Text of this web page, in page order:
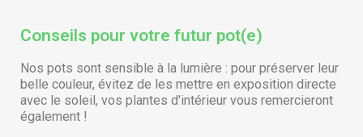
Conseils pour votre futur pot(e)
Nos pots sont sensible à la lumière : pour préserver leur
belle couleur, évitez de les mettre en exposition directe
avec le soleil, vos plantes d'intérieur vous remercieront
également !